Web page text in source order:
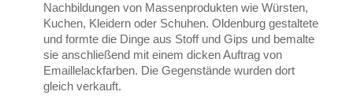
Nachbildungen von Massenprodukten wie Würsten,
Kuchen, Kleidern oder Schuhen. Oldenburg gestaltete
und formte die Dinge aus Stoff und Gips und bemalte
sie anschließend mit einem dicken Auftrag von
Emaillelackfarben. Die Gegenstände wurden dort
gleich verkauft.